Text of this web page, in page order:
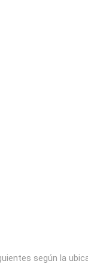
según la